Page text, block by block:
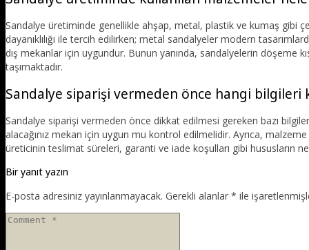
Sandalye üretiminde genellikle ahşap, metal, plastik ve kumaş gibi
dayanıklılığı ile tercih edilirken; metal sandalyeler modern
dış mekanlar için uygundur. Bunun yanında, sandalyelerin döşeme
taşımaktadır.
Sandalye siparişi vermeden önce hangi
Sandalye siparişi vermeden önce dikkat edilmesi gereken bazı
alacağınız mekan için uygun mu kontrol edilmelidir. Ayrıca,
üreticinin teslimat süreleri, garanti ve iade koşulları gibi hususların
Bir yanıt yazın
E-posta adresiniz yayınlanmayacak. Gerekli alanlar * ile